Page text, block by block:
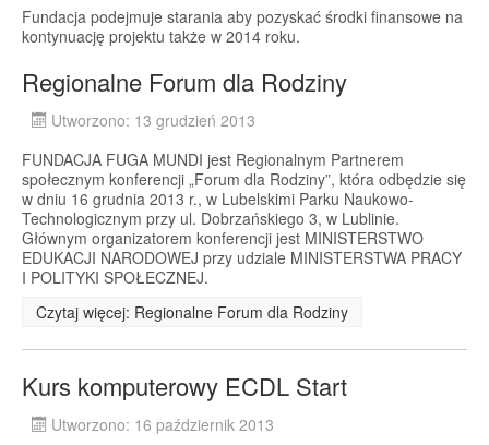
Fundacja podejmuje starania aby pozyskać środki finansowe na
kontynuację projektu także w 2014 roku.
Regionalne Forum dla Rodziny
Utworzono: 13 grudzień 2013
FUNDACJA FUGA MUNDI jest Regionalnym Partnerem
społecznym konferencji „Forum dla Rodziny”, która odbędzie się
w dniu 16 grudnia 2013 r., w Lubelskimi Parku Naukowo-
Technologicznym przy ul. Dobrzańskiego 3, w Lublinie.
Głównym organizatorem konferencji jest MINISTERSTWO
EDUKACJI NARODOWEJ przy udziale MINISTERSTWA PRACY
I POLITYKI SPOŁECZNEJ.
Czytaj więcej: Regionalne Forum dla Rodziny
Kurs komputerowy ECDL Start
Utworzono: 16 październik 2013